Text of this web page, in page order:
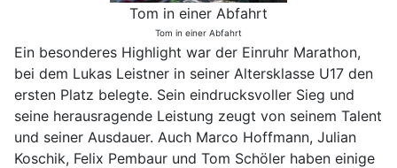
Tom in einer Abfahrt
Tom in einer Abfahrt
Ein besonderes Highlight war der Einruhr Marathon,
bei dem Lukas Leistner in seiner Altersklasse U17 den
ersten Platz belegte. Sein eindrucksvoller Sieg und
seine herausragende Leistung zeugt von seinem Talent
und seiner Ausdauer. Auch Marco Hoffmann, Julian
Koschik, Felix Pembaur und Tom Schöler haben einige